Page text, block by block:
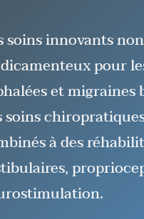
soins innovants
pour
et migraines
soins
à des